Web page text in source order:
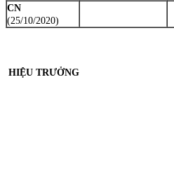
CN
(25/10/2020)
HIỆU TRƯỞNG